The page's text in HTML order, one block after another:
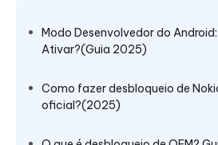
Modo Desenvolvedor do
Ativar?(Guia 2025)
Como fazer desbloqueio de
oficial?(2025)